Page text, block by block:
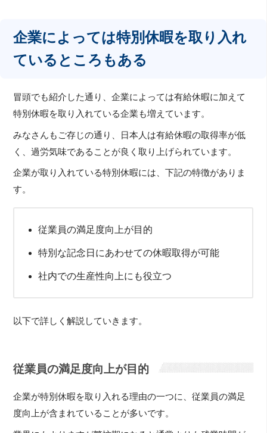
企業によっては特別休暇を取り入れ
ているところもある
冒頭でも紹介した通り、企業によっては有給休暇に加えて
特別休暇を取り入れている企業も増えています。
みなさんもご存じの通り、日本人は有給休暇の取得率が低
く、過労気味であることが良く取り上げられています。
企業が取り入れている特別休暇には、下記の特徴がありま
す。
従業員の満足度向上が目的
特別な記念日にあわせての休暇取得が可能
社内での生産性向上にも役立つ
以下で詳しく解説していきます。
従業員の満足度向上が目的
企業が特別休暇を取り入れる理由の一つに、従業員の満足
度向上が含まれていることが多いです。